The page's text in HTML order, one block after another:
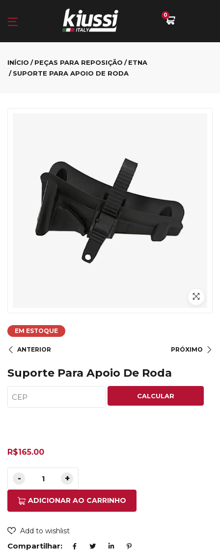
0
INÍCIO PEÇAS PARA REPOSIÇÃO
ETNA
SUPORTE PARA APOIO DE RODA
EM ESTOQUE
ANTERIOR PRÓXIMO
Suporte Para Apoio De Roda
CALCULAR
R$165.00
ADICIONAR AO CARRINHO
Add to wishlist
Compartilhar: